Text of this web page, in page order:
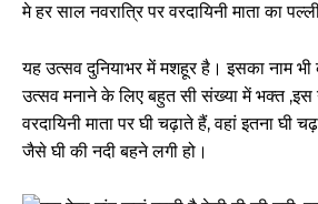
मे हर साल नवरात्रि पर वरदायिनी माता का
यह उत्सव दुनियाभर में मशहूर है। इसका नाम
उत्सव मनाने के लिए बहुत सी संख्या में भक्त
वरदायिनी माता पर घी चढ़ाते हैं, वहां इतना घी
जैसे घी की नदी बहने लगी हो।